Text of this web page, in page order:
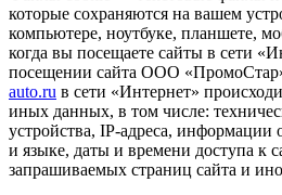
которые сохраняются на вашем
компьютере, ноутбуке, планшете,
когда вы посещаете сайты в сети
посещении сайта ООО
auto.ru в сети «Интернет»
иных данных, в том числе:
устройства, IP-адреса, информации
и языке, даты и времени доступа к
запрашиваемых страниц сайта и